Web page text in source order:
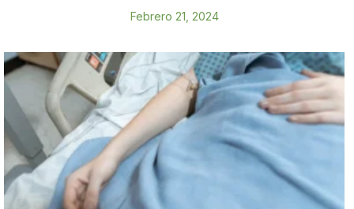
Febrero 21, 2024